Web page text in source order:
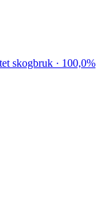
skogbruk · 100,0%